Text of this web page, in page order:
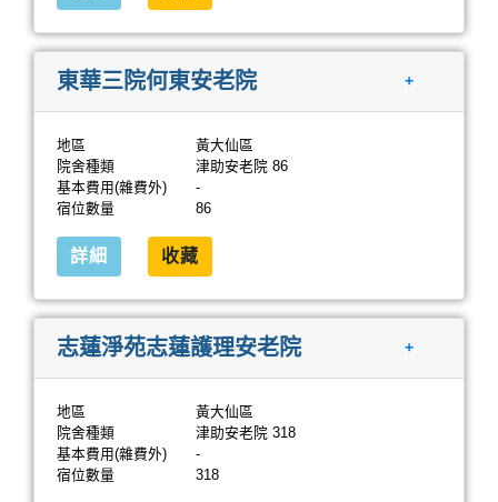
東華三院何東安老院 +
地區
黃大仙區
院舍種類
津助安老院 86
基本費用(雜費外)
-
宿位數量
86
詳細 收藏
志蓮淨苑志蓮護理安老院 +
地區
黃大仙區
院舍種類
津助安老院 318
基本費用(雜費外)
-
宿位數量
318